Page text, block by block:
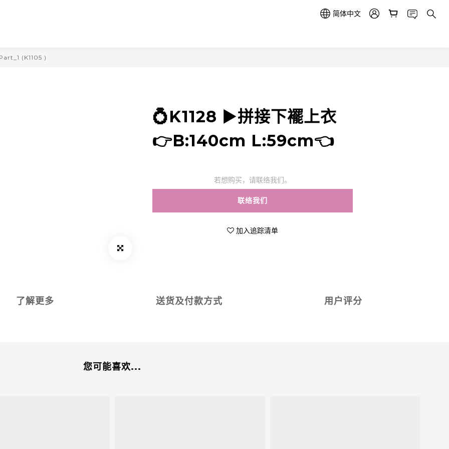
简体中文
(K1105 )
💍K1128 ▶️拼接下襬上衣
👉B:140cm L:59cm👈
若想购买，请联络我们。
联络我们
加入追踪清单
了解更多 送货及付款方式 用户评分
您可能喜欢...